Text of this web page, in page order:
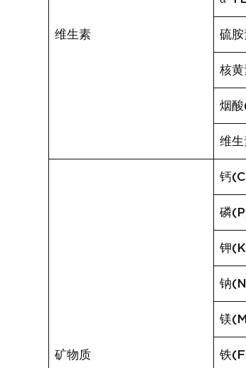
维生素 硫
核
烟
维
矿物质
钙
磷
钾
钠
镁
铁